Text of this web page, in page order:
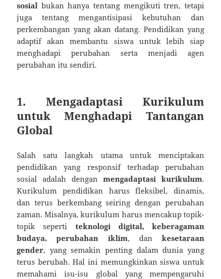
sosial bukan hanya tentang mengikuti tren, tetapi
juga tentang mengantisipasi kebutuhan dan
perkembangan yang akan datang. Pendidikan yang
adaptif akan membantu siswa untuk lebih siap
menghadapi perubahan serta menjadi agen
perubahan itu sendiri.
1. Mengadaptasi Kurikulum
untuk Menghadapi Tantangan
Global
Salah satu langkah utama untuk menciptakan
pendidikan yang responsif terhadap perubahan
sosial adalah dengan mengadaptasi kurikulum.
Kurikulum pendidikan harus fleksibel, dinamis,
dan terus berkembang seiring dengan perubahan
zaman. Misalnya, kurikulum harus mencakup topik-
topik seperti teknologi digital, keberagaman
budaya, perubahan iklim, dan kesetaraan
gender, yang semakin penting dalam dunia yang
terus berubah. Hal ini memungkinkan siswa untuk
memahami isu-isu global yang mempengaruhi